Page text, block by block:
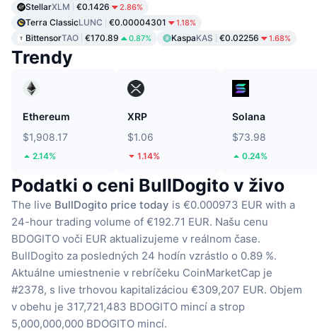
StellarXLM €0.1426 2.86%
Terra ClassicLUNC €0.00004301 1.18%
BittensorTAO €170.89 0.87% KaspaKAS €0.02256 1.68%
Trendy
Ethereum
$1,908.17
2.14%
XRP
$1.06
1.14%
Solana
$73.98
0.24%
Podatki o ceni BullDogito v živo
The live BullDogito price today is €0.000973 EUR with a
24-hour trading volume of €192.71 EUR. Našu cenu
BDOGITO voči EUR aktualizujeme v reálnom čase.
BullDogito za posledných 24 hodín vzrástlo o 0.89 %.
Aktuálne umiestnenie v rebríčeku CoinMarketCap je
#2378, s live trhovou kapitalizáciou €309,207 EUR. Objem
v obehu je 317,721,483 BDOGITO mincí a strop
5,000,000,000 BDOGITO mincí.